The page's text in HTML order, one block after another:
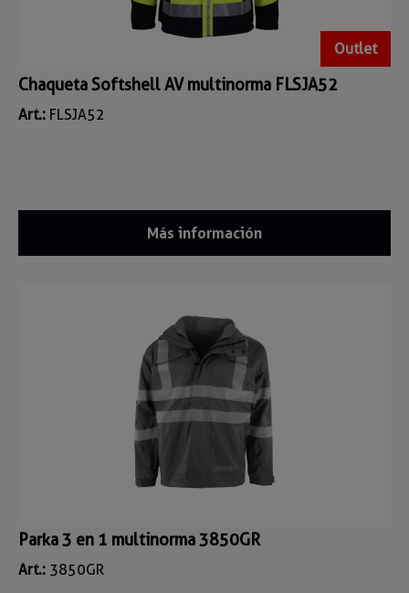
Outlet
Chaqueta Softshell AV multinorma FLSJA52
Art.: FLSJA52
Más información
Parka 3 en 1 multinorma 3850GR
Art.: 3850GR